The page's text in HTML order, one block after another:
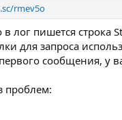
rmev5o
лог пишется строка
для запроса
сообщения, у
проблем: